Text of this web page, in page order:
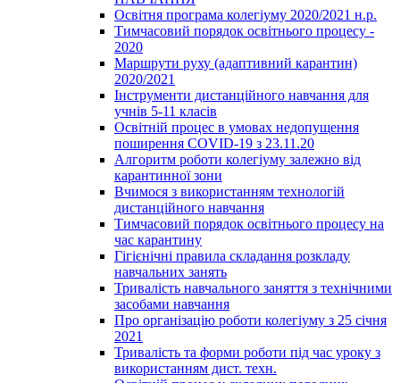
Освітня програма колегіуму 2020/2021 н.р.
Тимчасовий порядок освітнього процесу -
2020
Маршрути руху (адаптивний карантин)
2020/2021
Інструменти дистанційного навчання для
учнів 5-11 класів
Освітній процес в умовах недопущення
поширення COVID-19 з 23.11.20
Алгоритм роботи колегіуму залежно від
карантинної зони
Вчимося з використанням технологій
дистанційного навчання
Тимчасовий порядок освітнього процесу на
час карантину
Гігієнічні правила складання розкладу
навчальних занять
Тривалість навчального заняття з технічними
засобами навчання
Про організацію роботи колегіуму з 25 січня
2021
Тривалість та форми роботи під час уроку з
використанням дист. техн.